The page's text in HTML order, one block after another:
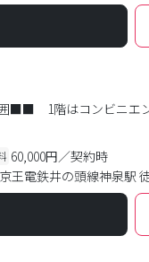
1階はコンビニエン
60,000円／契約時
京王電鉄井の頭線神泉駅